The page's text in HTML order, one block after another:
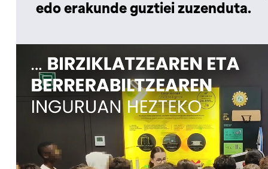
edo erakunde guztiei zuzenduta.